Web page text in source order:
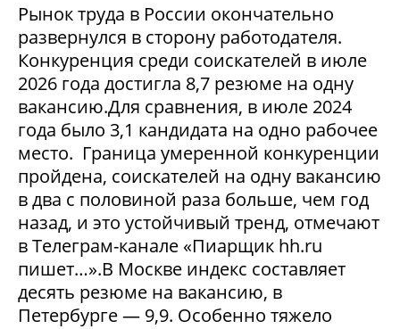
Рынок труда в России окончательно
развернулся в сторону работодателя.
Конкуренция среди соискателей в июле
2026 года достигла 8,7 резюме на одну
вакансию.Для сравнения, в июле 2024
года было 3,1 кандидата на одно рабочее
место. Граница умеренной конкуренции
пройдена, соискателей на одну вакансию
в два с половиной раза больше, чем год
назад, и это устойчивый тренд, отмечают
в Телеграм-канале «Пиарщик hh.ru
пишет…».В Москве индекс составляет
десять резюме на вакансию, в
Петербурге — 9,9. Особенно тяжело